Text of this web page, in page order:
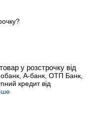
у розстрочку від
А-банк, ОТП Банк,
кредит від